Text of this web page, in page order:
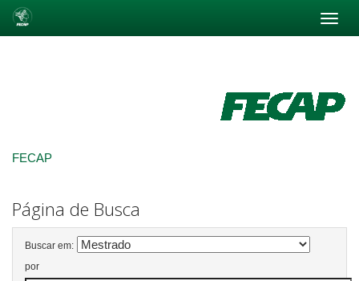
FECAP
Página de Busca
Buscar em:
por